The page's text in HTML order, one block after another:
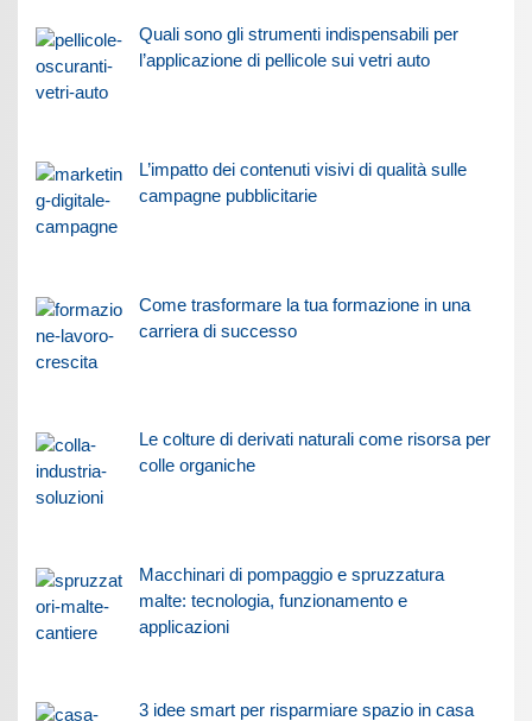
Quali sono gli strumenti indispensabili per
l’applicazione di pellicole sui vetri auto
L’impatto dei contenuti visivi di qualità sulle
campagne pubblicitarie
Come trasformare la tua formazione in una
carriera di successo
Le colture di derivati naturali come risorsa per
colle organiche
Macchinari di pompaggio e spruzzatura
malte: tecnologia, funzionamento e
applicazioni
3 idee smart per risparmiare spazio in casa